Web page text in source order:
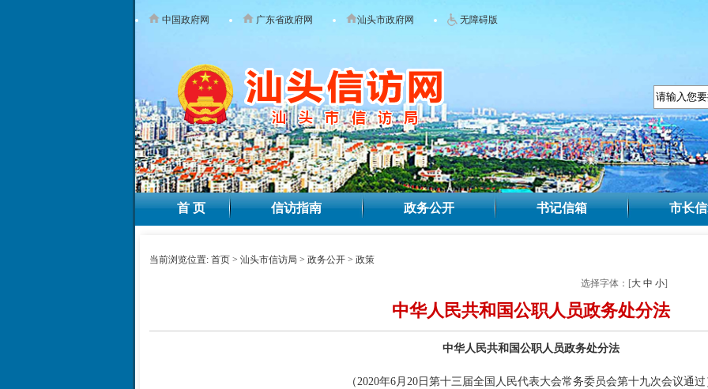
中国政府网 广东省政府网 汕头市政府网 无障碍版
首 页 信访指南 政务公开 书记信箱 市长
当前浏览位置: 首页 > 汕头市信访局 > 政务公开 > 政策
选择字体：[大 中 小]
中华人民共和国公职人员政务处分法
中华人民共和国公职人员政务处分法
（2020年6月20日第十三届全国人民代表大会常务委员会第十九次会议通过